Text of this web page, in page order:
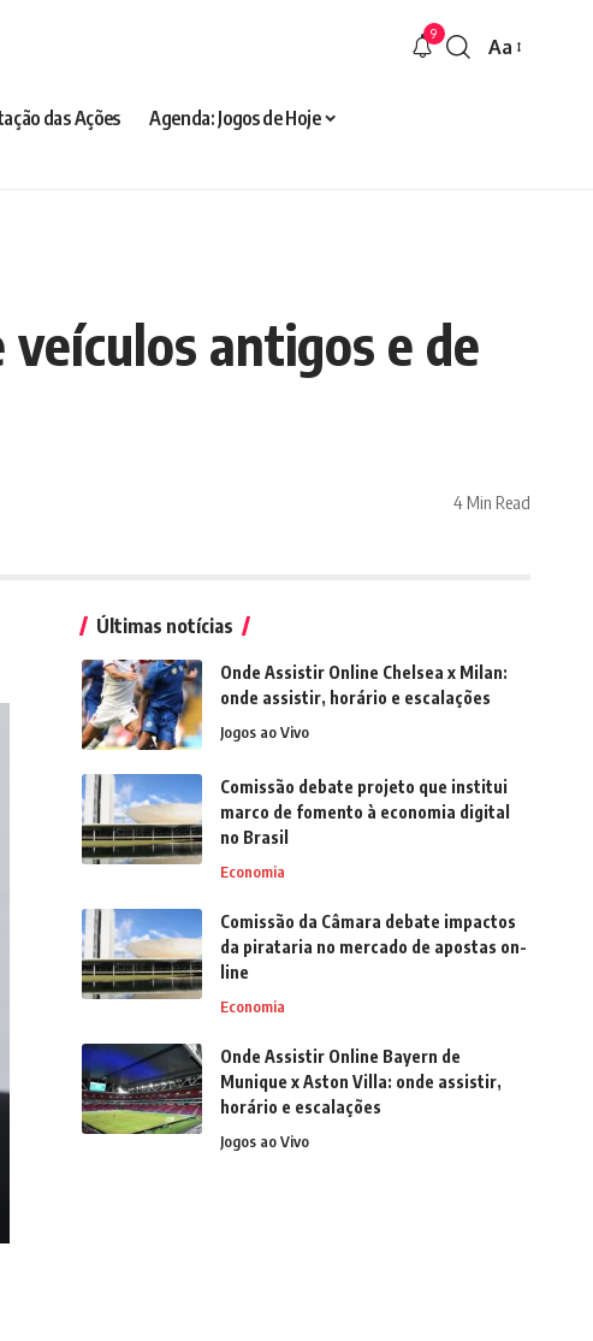
9
Font
Aa
das Ações
Agenda: Jogos de Hoje
antigos e de
4 Min Read
Últimas notícias
Onde Assistir Online Chelsea x Milan:
onde assistir, horário e escalações
Jogos ao Vivo
Comissão debate projeto que institui
marco de fomento à economia digital
no Brasil
Economia
Comissão da Câmara debate impactos
da pirataria no mercado de apostas on-
line
Economia
Onde Assistir Online Bayern de
Munique x Aston Villa: onde assistir,
horário e escalações
Jogos ao Vivo